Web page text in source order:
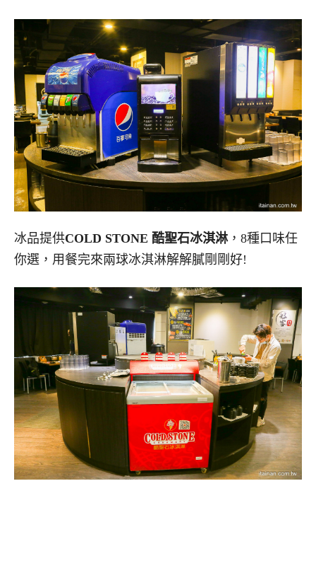
冰品提供COLD STONE 酷聖石冰淇淋，8種口味任
你選，用餐完來兩球冰淇淋解解膩剛剛好!